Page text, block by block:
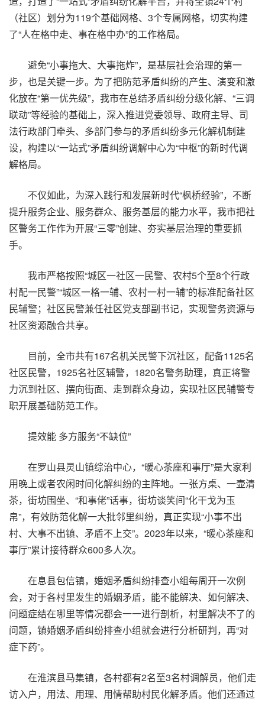
（社区）划分为119个基础网格、3个专属网格，切实构建
了“人在格中走、事在格中办”的工作格局。
避免“小事拖大、大事拖炸”，是基层社会治理的第一
步，也是关键一步。为了把防范矛盾纠纷的产生、演变和激
化放在“第一优先级”，我市在总结矛盾纠纷分级化解、“三调
联动”等经验的基础上，深入推进党委领导、政府主导、司
法行政部门牵头、多部门参与的矛盾纠纷多元化解机制建
设，构建以“一站式”矛盾纠纷调解中心为“中枢”的新时代调
解格局。
不仅如此，为深入践行和发展新时代“枫桥经验”，不断
提升服务企业、服务群众、服务基层的能力水平，我市把社
区警务工作作为开展“三零”创建、夯实基层治理的重要抓
手。
我市严格按照“城区一社区一民警、农村5个至8个行政
村配一民警”“城区一格一辅、农村一村一辅”的标准配备社区
民辅警；社区民警兼任社区党支部副书记，实现警务资源与
社区资源融合共享。
目前，全市共有167名机关民警下沉社区，配备1125名
社区民警，1925名社区辅警，1820名警务助理，真正将警
力沉到社区、摆向街面、走到群众身边，实现社区民辅警专
职开展基础防范工作。
提效能 多方服务“不缺位”
在罗山县灵山镇综治中心，“暖心茶座和事厅”是大家利
用晚上或者农闲时间化解纠纷的主阵地。一张方桌、一壶清
茶，街坊围坐、“和事佬”话事，街坊谈笑间“化干戈为玉
帛”，有效防范化解一大批邻里纠纷，真正实现“小事不出
村、大事不出镇、矛盾不上交”。2023年以来，“暖心茶座和
事厅”累计接待群众600多人次。
在息县包信镇，婚姻矛盾纠纷排查小组每周开一次例
会，对于各村里发生的婚姻矛盾，能不能解决、如何解决、
问题症结在哪里等情况都会一一进行剖析，村里解决不了的
问题，镇婚姻矛盾纠纷排查小组就会进行分析研判，再“对
症下药”。
在淮滨县马集镇，各村都有2名至3名村调解员，他们走
访入户，用法、用理、用情帮助村民化解矛盾。他们还通过